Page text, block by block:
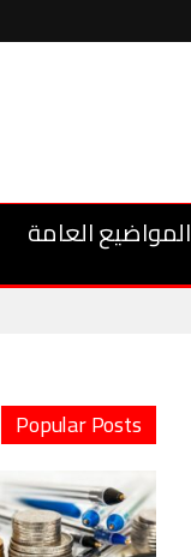
المواضيع العامة
Popular Posts